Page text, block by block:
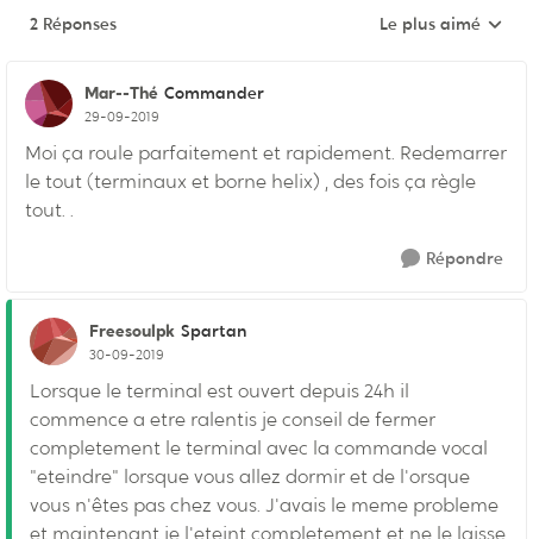
2 Réponses Réponses triées
Le plus aimé
Mar--Thé Commander
29-09-2019
Moi ça roule parfaitement et rapidement. Redemarrer
le tout (terminaux et borne helix) , des fois ça règle
tout. .
Répondre
Freesoulpk Spartan
30-09-2019
Lorsque le terminal est ouvert depuis 24h il
commence a etre ralentis je conseil de fermer
completement le terminal avec la commande vocal
"eteindre" lorsque vous allez dormir et de l'orsque
vous n'êtes pas chez vous. J'avais le meme probleme
et maintenant je l'eteint completement et ne le laisse